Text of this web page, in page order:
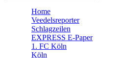
🛒 Shoppingwelt
Home
Veedelsreporter
Schlagzeilen
EXPRESS E-Paper
1. FC Köln
Köln